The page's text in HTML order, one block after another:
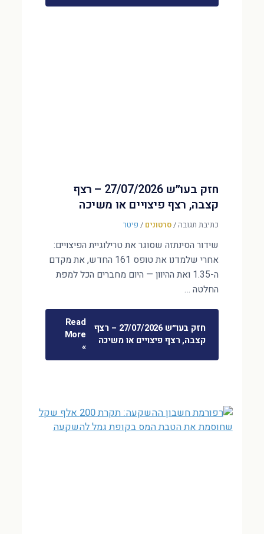
חזק בעו״ש 27/07/2026 – רצף
קצבה, רצף פיצויים או משיכה
כתיבת תגובה/סרטונים / פיטר
שידור הסינתזה שסוגר את טרילוגיית הפיצויים:
אחרי שלמדנו את טופס 161 החדש, את מקדם
ה-1.35 ואת ההיוון — היום מחברים הכל למפת
החלטה …
חזק בעו״ש 27/07/2026 – רצף
קצבה, רצף פיצויים או משיכה
Read
More
»